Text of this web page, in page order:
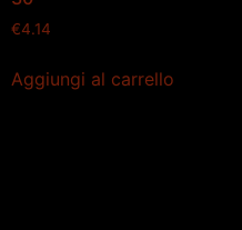
€4.14
Aggiungi al carrello